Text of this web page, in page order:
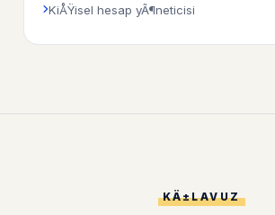
KiÅŸisel hesap yÃ¶neticisi
KÄ±LAVUZ